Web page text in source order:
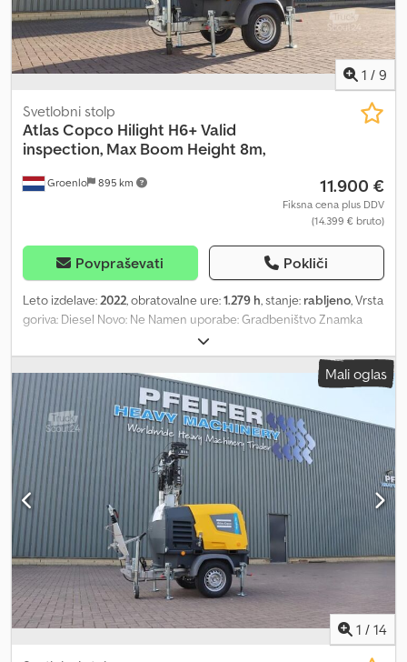
1 / 9
Groenlo 895 km
Svetlobni stolp
Atlas Copco Hilight H6+ Valid
inspection, Max Boom Height 8m,
11.900 €
Fiksna cena plus DDV
(14.399 € bruto)
Povpraševati Pokliči
Leto izdelave: 2022, obratovalne ure:1.279 h, stanje: rabljeno, Vrsta
goriva: Diesel Novo: Ne Namen uporabe: Gradbeništvo Znamka
motorja: Kubota Dimenzije tovornega prostora: 209 x 129 x 250 cm
Serijska številka: ESF208511 Za več informacij kontaktirajte
PFEIFER GROUP. Chedpfxoy Hbt Eo Aphoa
Mali oglas
1 / 14